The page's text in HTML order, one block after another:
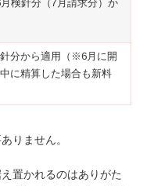
検針分（7月請求分）か
分から適用（※6月に開
に精算した場合も新料
りません。
置かれるのはありがた